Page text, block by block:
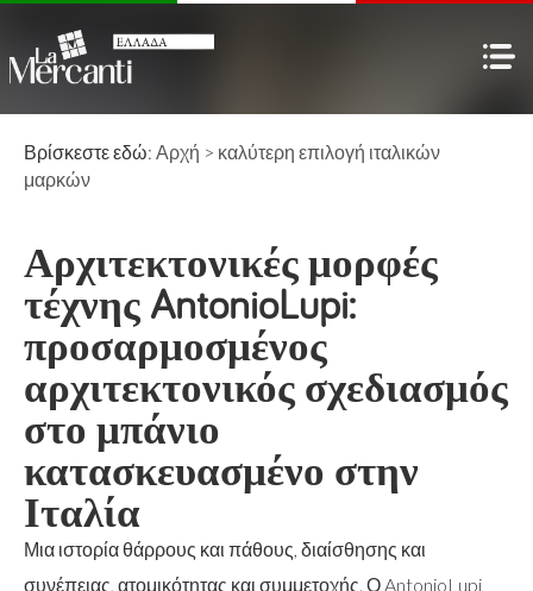
Βρίσκεστε εδώ: Αρχή > καλύτερη επιλογή ιταλικών
μαρκών
Αρχιτεκτονικές μορφές
τέχνης AntonioLupi:
προσαρμοσμένος
αρχιτεκτονικός σχεδιασμός
στο μπάνιο
κατασκευασμένο στην
Ιταλία
Μια ιστορία θάρρους και πάθους, διαίσθησης και
συνέπειας, ατομικότητας και συμμετοχής. Ο AntonioLupi